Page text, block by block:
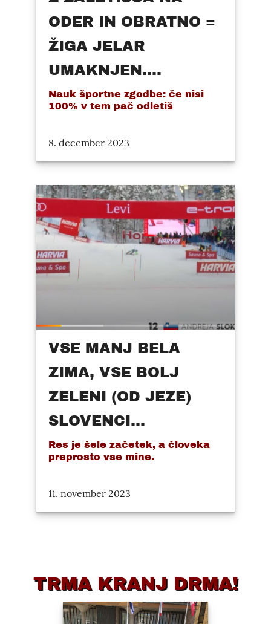
ODER IN OBRATNO =
ŽIGA JELAR
UMAKNJEN....
Nauk športne zgodbe: če nisi
100% v tem pač odletiš
8. december 2023
VSE MANJ BELA
ZIMA, VSE BOLJ
ZELENI (OD JEZE)
SLOVENCI...
Res je šele začetek, a človeka
preprosto vse mine.
11. november 2023
TRMA KRANJ DRMA!